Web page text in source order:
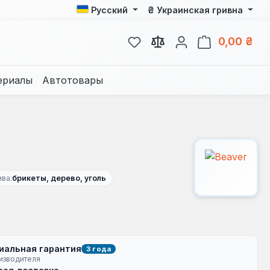
Русский ₴ Украинская гривна
У вас есть товары из
0,00 ₴
Автотовары
брикеты, дерево, уголь
гарантия 3 года